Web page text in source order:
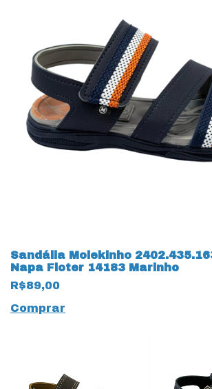
Sandália Molekinho
Napa Floter 14183 Marinho
R$89,00
Comprar